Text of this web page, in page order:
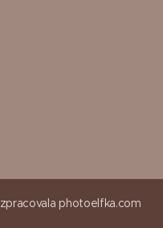
zpracovala photoelfka.com